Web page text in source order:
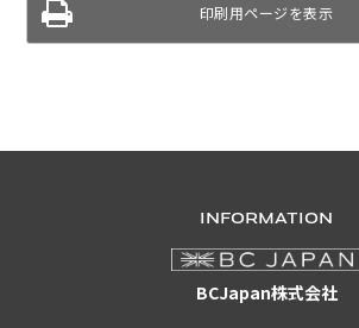
印刷用ページを表示
INFORMATION
BCJapan株式会社